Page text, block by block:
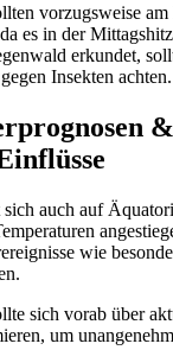
vorzugsweise am
es in der
erkundet,
Insekten achten.
&
auch auf
wie
sich vorab über
um